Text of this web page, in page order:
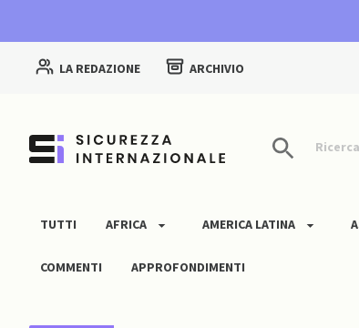
LA REDAZIONE ARCHIVIO
Ricerca
TUTTI AFRICA AMERICA LATINA
COMMENTI APPROFONDIMENTI